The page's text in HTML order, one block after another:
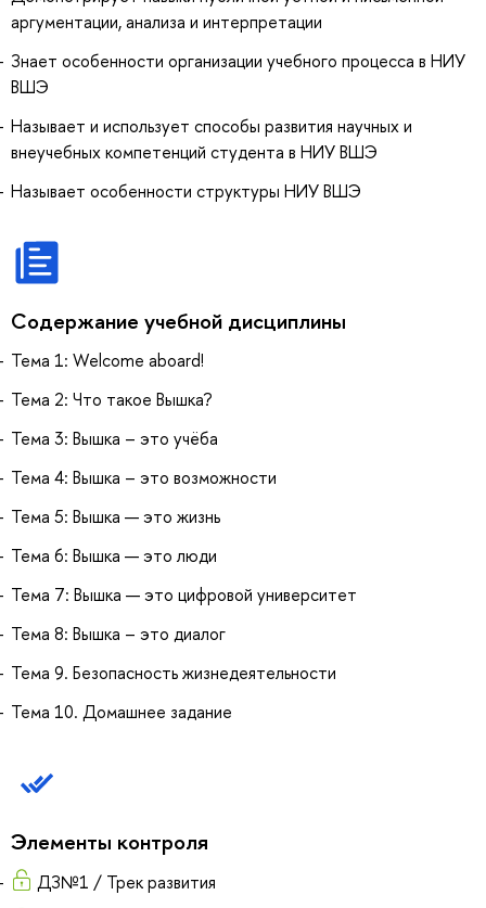
аргументации, анализа и интерпретации
Знает особенности организации учебного процесса в НИУ
ВШЭ
Называет и использует способы развития научных и
внеучебных компетенций студента в НИУ ВШЭ
Называет особенности структуры НИУ ВШЭ
Содержание учебной дисциплины
Тема 1: Welcome aboard!
Тема 2: Что такое Вышка?
Тема 3: Вышка – это учёба
Тема 4: Вышка – это возможности
Тема 5: Вышка — это жизнь
Тема 6: Вышка — это люди
Тема 7: Вышка — это цифровой университет
Тема 8: Вышка – это диалог
Тема 9. Безопасность жизнедеятельности
Тема 10. Домашнее задание
Элементы контроля
ДЗ№1 / Трек развития